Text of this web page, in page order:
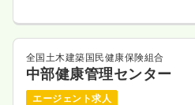
全国土木建築国民健康保険組合
中部健康管理センター
エージェント求人